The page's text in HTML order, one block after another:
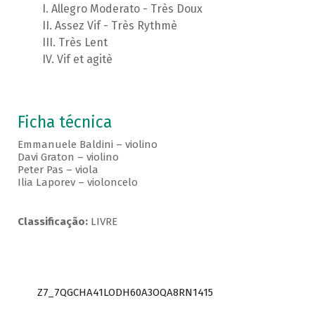
Allegro Moderato - Très Doux
Assez Vif - Très Rythmè
Très Lent
Vif et agitè
Ficha técnica
Emmanuele Baldini – violino
Davi Graton – violino
Peter Pas – viola
Ilia Laporev – violoncelo
Classificação:LIVRE
Z7_7QGCHA41LODH60A3OQA8RN1415